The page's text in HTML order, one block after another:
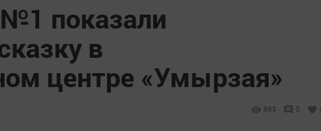
показали
в
центре «Умырзая»
863 0